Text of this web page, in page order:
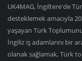
UK4MAG, İngiltere'de
desteklemek amacıyla
yaşayan Türk
İngiliz iş adamlarını bir
olanak sağlamak, Türk